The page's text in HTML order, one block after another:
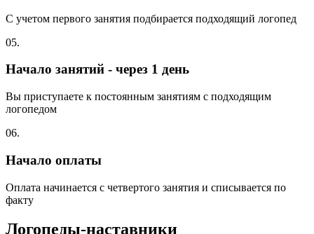
С учетом первого занятия подбирается подходящий логопед
05.
Начало занятий - через 1 день
Вы приступаете к постоянным занятиям с подходящим
логопедом
06.
Начало оплаты
Оплата начинается с четвертого занятия и списывается по
факту
Логопеды-наставники